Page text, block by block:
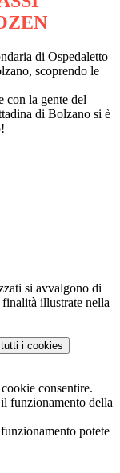
di Ospedaletto
scoprendo le
con la gente del
di Bolzano si è
si avvalgono di
illustrate nella
i cookies
consentire.
funzionamento della
potete